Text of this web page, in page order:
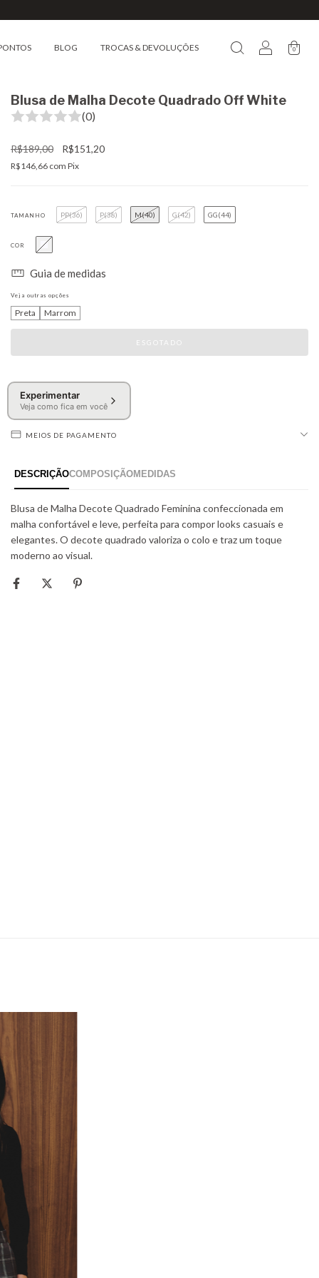
BLOG TROCAS & DEVOLUÇÕES 0
Blusa de Malha Decote Quadrado Off White
(0)
R$189,00 R$151,20
R$146,66 com Pix
TAMANHO PP(36) P(38) M(40) G(42) GG(44)
COR
Guia de medidas
Veja outras opções
Preta Marrom
Experimentar
Veja como fica em você
MEIOS DE PAGAMENTO